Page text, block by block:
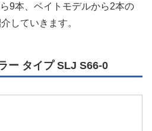
9本、ベイトモデルから2本の
していきます。
ー タイプ SLJ S66-0